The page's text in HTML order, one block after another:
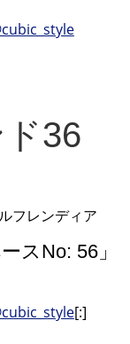
36
フレンディア
スNo: 56」
[:]